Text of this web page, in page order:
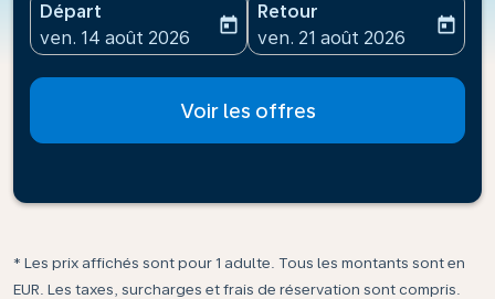
Départ
fc-booking-departure-date-aria-label
ven. 14 août 2026
today
Retour
fc-booking-return-date-
ven. 21 août 2026
today
Voir les offres
* Les prix affichés sont pour 1 adulte. Tous les montants sont en
EUR. Les taxes, surcharges et frais de réservation sont compris.